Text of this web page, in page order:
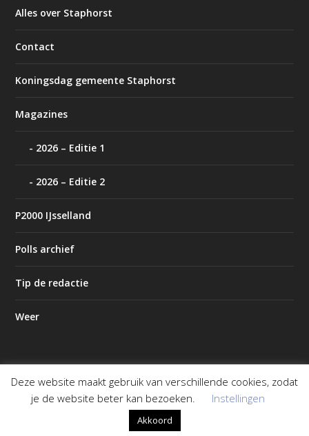
Alles over Staphorst
Contact
Koningsdag gemeente Staphorst
Magazines
2026 – Editie 1
2026 – Editie 2
P2000 IJsselland
Polls archief
Tip de redactie
Weer
Ontworpen doorElegant Themes | Mogelijk gemaakt door
WordPress
Deze website maakt gebruik van verschillende cookies, zodat
je de website beter kan bezoeken.
Instellingen
Akkoord